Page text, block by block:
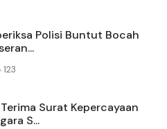
Polisi Buntut Bocah
123
Surat Kepercayaan
S...